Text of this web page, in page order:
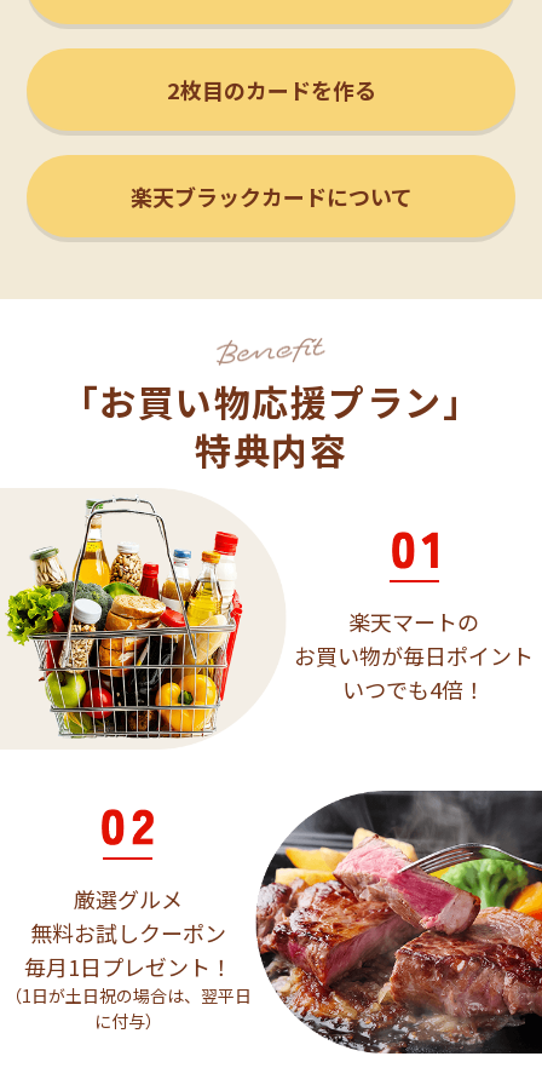
2枚目のカードを作る
楽天ブラックカードについて
「お買い物応援プラン」
特典内容
楽天マートの
お買い物が毎日ポイント
いつでも4倍！
厳選グルメ
無料お試しクーポン
毎月1日プレゼント！
（1日が土日祝の場合は、翌平日
に付与）